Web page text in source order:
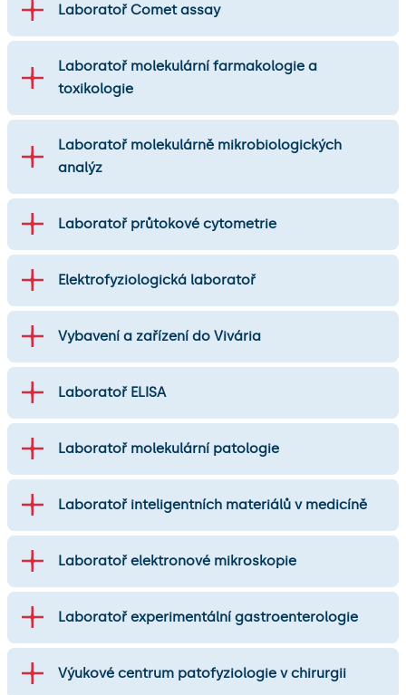
Laboratoř Comet assay
Laboratoř molekulární farmakologie a
toxikologie
Laboratoř molekulárně mikrobiologických
analýz
Laboratoř průtokové cytometrie
Elektrofyziologická laboratoř
Vybavení a zařízení do Vivária
Laboratoř ELISA
Laboratoř molekulární patologie
Laboratoř inteligentních materiálů v medicíně
Laboratoř elektronové mikroskopie
Laboratoř experimentální gastroenterologie
Výukové centrum patofyziologie v chirurgii